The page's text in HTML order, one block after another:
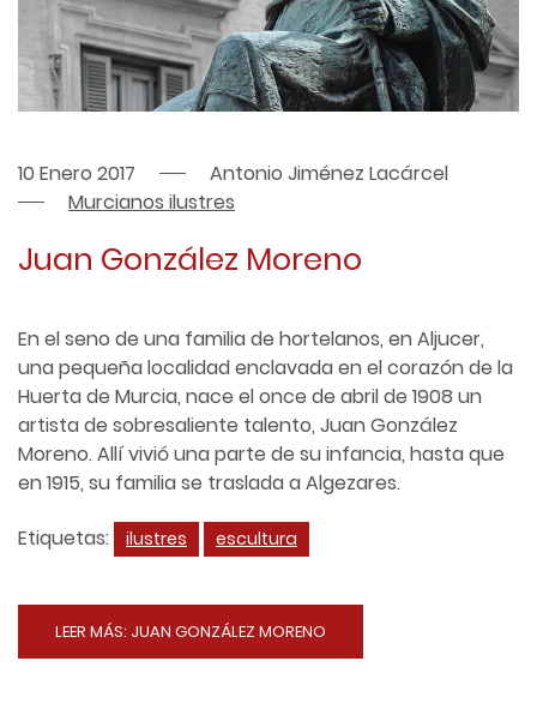
10 Enero 2017
Antonio Jiménez Lacárcel
Murcianos ilustres
Juan González Moreno
En el seno de una familia de hortelanos, en Aljucer,
una pequeña localidad enclavada en el corazón de la
Huerta de Murcia, nace el once de abril de 1908 un
artista de sobresaliente talento, Juan González
Moreno. Allí vivió una parte de su infancia, hasta que
en 1915, su familia se traslada a Algezares.
Etiquetas:
ilustres escultura
LEER MÁS: JUAN GONZÁLEZ MORENO